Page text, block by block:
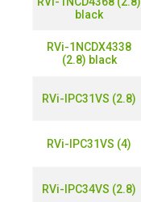
black
RVi-1NCDX4338
(2.8) black
RVi-IPC31VS (2.8)
RVi-IPC31VS (4)
RVi-IPC34VS (2.8)